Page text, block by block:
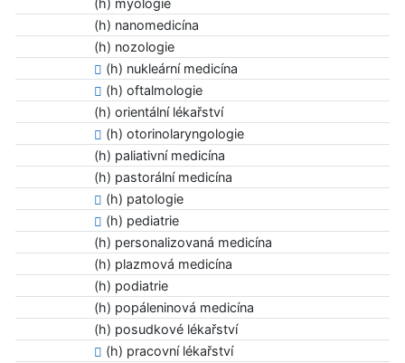
(h) myologie
(h) nanomedicína
(h) nozologie
(h) nukleární medicína
(h) oftalmologie
(h) orientální lékařství
(h) otorinolaryngologie
(h) paliativní medicína
(h) pastorální medicína
(h) patologie
(h) pediatrie
(h) personalizovaná medicína
(h) plazmová medicína
(h) podiatrie
(h) popáleninová medicína
(h) posudkové lékařství
(h) pracovní lékařství